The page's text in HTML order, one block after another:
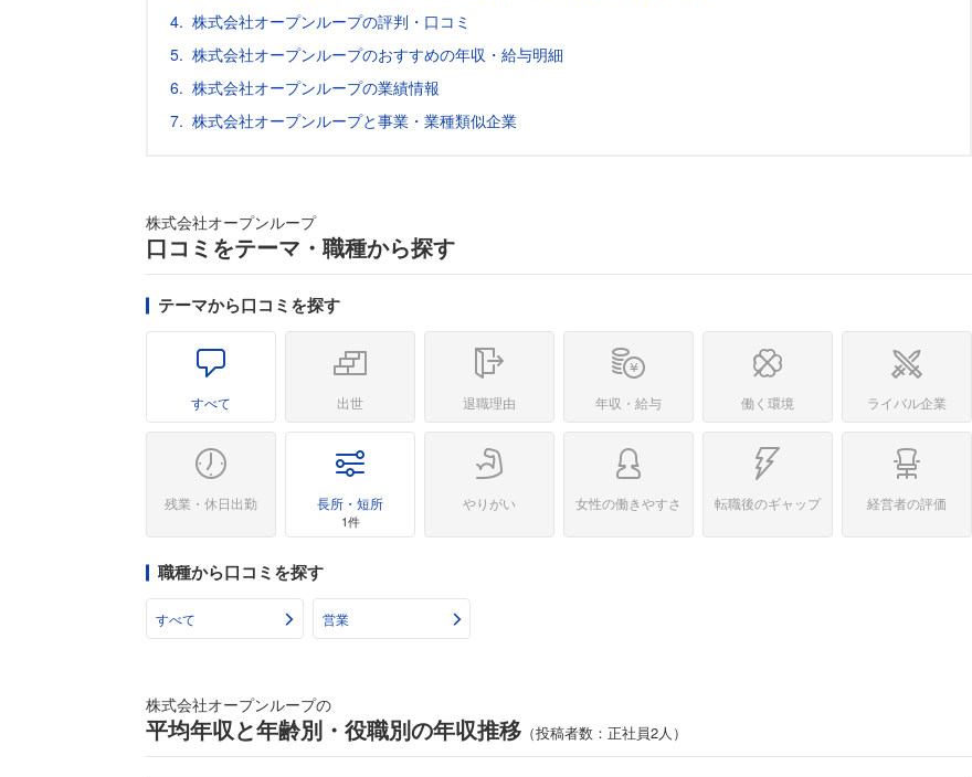
株式会社オープンループの評判・口コミ
株式会社オープンループのおすすめの年収・給与明細
株式会社オープンループの業績情報
株式会社オープンループと事業・業種類似企業
株式会社オープンループ
口コミをテーマ・職種から探す
テーマから口コミを探す
すべて 出世 退職理由 年収・給与 働く環境 ライバル企業
残業・休日出勤 長所・短所
1件
やりがい 女性の働きやすさ 転職後のギャップ 経営者の評価
職種から口コミを探す
すべて 営業
株式会社オープンループの
平均年収と年齢別・役職別の年収推移 （投稿者数：正社員2人）